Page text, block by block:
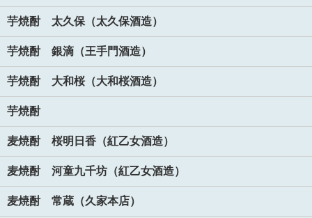
芋焼酎 太久保（太久保酒造）
芋焼酎 銀滴（王手門酒造）
芋焼酎 大和桜（大和桜酒造）
芋焼酎
麦焼酎 桜明日香（紅乙女酒造）
麦焼酎 河童九千坊（紅乙女酒造）
麦焼酎 常蔵（久家本店）